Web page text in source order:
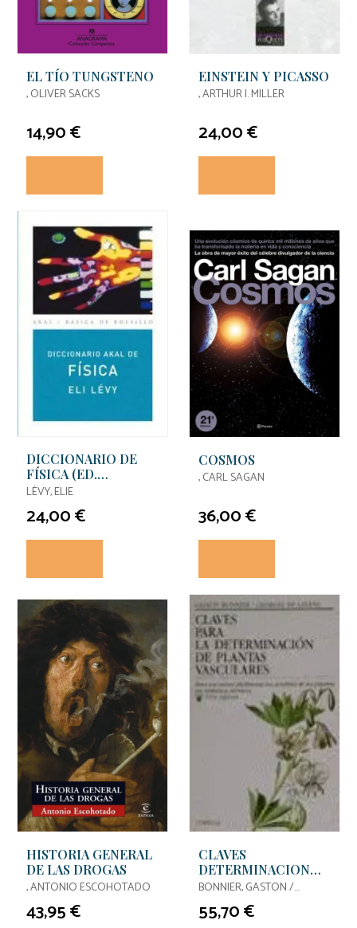
EL TÍO TUNGSTENO
, OLIVER SACKS
14,90 €
EINSTEIN Y PICASSO
, ARTHUR I. MILLER
24,00 €
DICCIONARIO DE
FÍSICA (ED.
ECONÓMICA)
LÉVY, ELIE
24,00 €
COSMOS
, CARL SAGAN
36,00 €
HISTORIA GENERAL
DE LAS DROGAS
, ANTONIO ESCOHOTADO
43,95 €
CLAVES
DETERMINACION
PLANTAS
BONNIER, GASTON /
LAYNES, GEORGES ET ALTRII
55,70 €